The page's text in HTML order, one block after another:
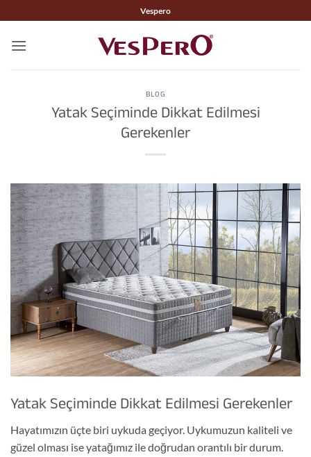
atla
Vespero
BLOG
Yatak Seçiminde Dikkat Edilmesi
Gerekenler
Yatak Seçiminde Dikkat Edilmesi Gerekenler
Hayatımızın üçte biri uykuda geçiyor. Uykumuzun kaliteli ve
güzel olması ise yatağımız ile doğrudan orantılı bir durum.